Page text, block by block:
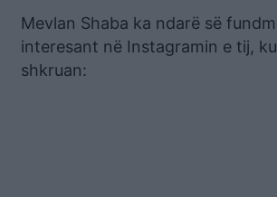
Mevlan Shaba ka ndarë së
interesant në Instagramin e tij,
shkruan: